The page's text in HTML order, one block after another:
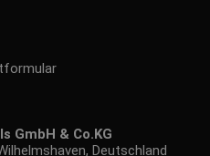
GmbH & Co.KG
Deutschland